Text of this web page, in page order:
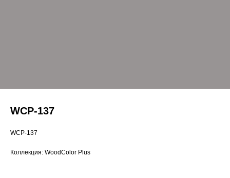
WCP-137
WCP-137
Коллекция: WoodColor Plus